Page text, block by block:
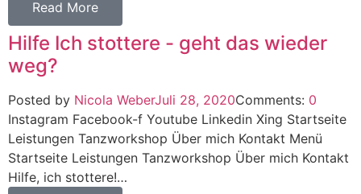
Read More
Hilfe Ich stottere - geht das wieder
weg?
Posted by Nicola WeberJuli 28, 2020Comments: 0
Instagram Facebook-f Youtube Linkedin Xing Startseite
Leistungen Tanzworkshop Über mich Kontakt Menü
Startseite Leistungen Tanzworkshop Über mich Kontakt
Hilfe, ich stottere!…